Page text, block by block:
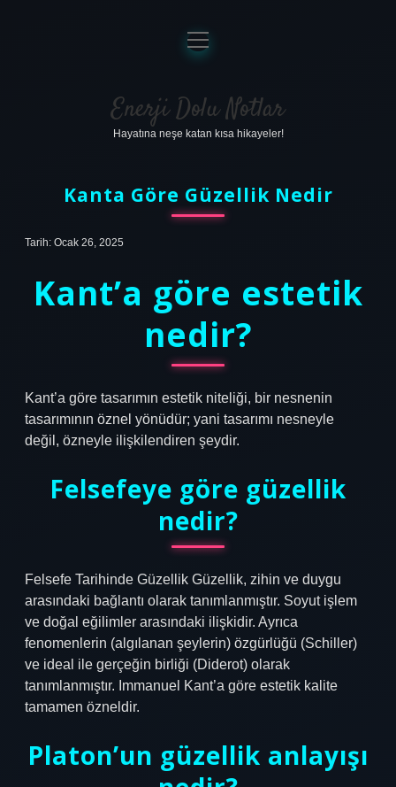
Anasayfa
Gizlilik Politikası
Yasal Uyarı
menüyü
aç
Enerji Dolu Notlar
Hayatına neşe katan kısa hikayeler!
Kanta Göre Güzellik Nedir
Tarih: Ocak 26, 2025
Kant’a göre estetik
nedir?
Kant’a göre tasarımın estetik niteliği, bir nesnenin
tasarımının öznel yönüdür; yani tasarımı nesneyle
değil, özneyle ilişkilendiren şeydir.
Felsefeye göre güzellik
nedir?
Felsefe Tarihinde Güzellik Güzellik, zihin ve duygu
arasındaki bağlantı olarak tanımlanmıştır. Soyut işlem
ve doğal eğilimler arasındaki ilişkidir. Ayrıca
fenomenlerin (algılanan şeylerin) özgürlüğü (Schiller)
ve ideal ile gerçeğin birliği (Diderot) olarak
tanımlanmıştır. Immanuel Kant’a göre estetik kalite
tamamen özneldir.
Platon’un güzellik anlayışı